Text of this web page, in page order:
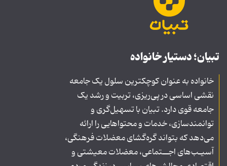
تبیان؛ دستیار خانواده
خانواده به عنوان کوچکترین سلول یک جامعه
نقشی اساسی در پی‌ریزی، تربیت و رشد یک
جامعه قوی دارد. تبیان با تسهیل‌گری و
توانمندسازی، خدمات و محتواهایی را ارائه
می‌دهد که بتواند گره‌گشای معضلات فرهنگی،
آسیـب‌های اجــتماعی، معضلات معیشتی و